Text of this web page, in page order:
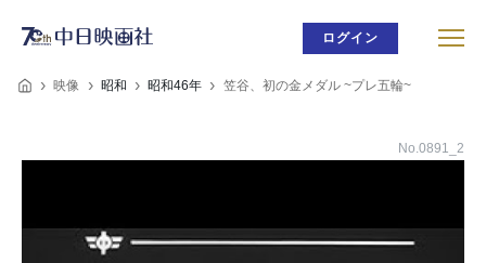
ログイン
映像 昭和 昭和46年 笠谷、初の金メダル ~プレ五輪~
No.0891_2